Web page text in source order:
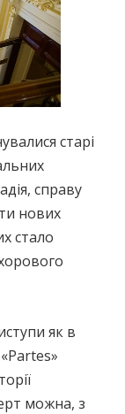
старі
справу
нових
стало
як в
можна, з